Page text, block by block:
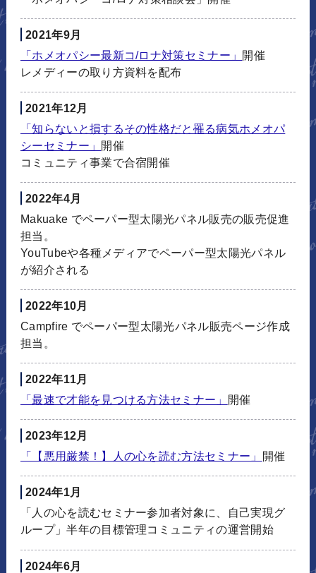
2021年9月
「ホメオパシー最新コ/ロナ対策セミナー」 開催
レメディーの取り方資料を配布
2021年12月
「知らないと損するその性格だと罹る病気ホメオパ
シーセミナー」 開催
コミュニティ事業で合宿開催
2022年4月
Makuake でペーパー型太陽光パネル販売の販売促進
担当。
YouTubeや各種メディアでペーパー型太陽光パネル
が紹介される
2022年10月
Campfire でペーパー型太陽光パネル販売ページ作成
担当。
2022年11月
「最速で才能を見つける方法セミナー」 開催
2023年12月
「【悪用厳禁！】人の心を読む方法セミナー」
開催
2024年1月
「人の心を読むセミナー参加者対象に、自己実現グ
ループ」半年の目標管理コミュニティの運営開始
2024年6月